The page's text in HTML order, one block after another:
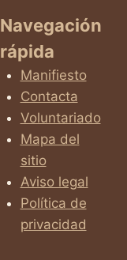
Navegación
rápida
Manifiesto
Contacta
Voluntariado
Mapa del
sitio
Aviso legal
Política de
privacidad